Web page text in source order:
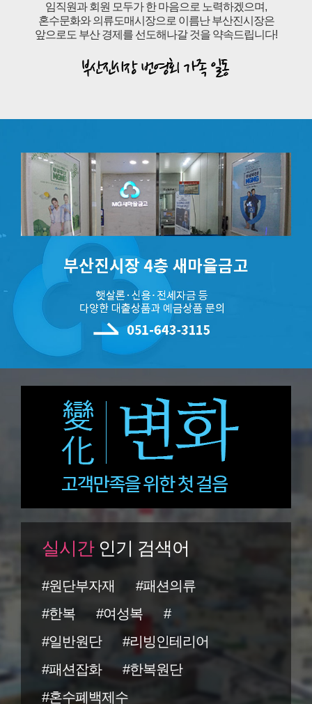
임직원과 회원 모두가 한 마음으로 노력하겠으며,
혼수문화와 의류도매시장으로 이름난 부산진시장은
앞으로도 부산 경제를 선도해나갈 것을 약속드립니다!
실시간인기 검색어
#원단부자재
#패션의류
#한복
#여성복
#
#일반원단
#리빙인테리어
#패션잡화
#한복원단
#혼수폐백제수